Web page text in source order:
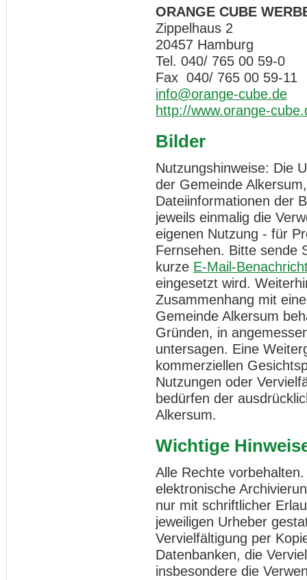
ORANGE CUBE
Zippelhaus 2
20457 Hamburg
Tel. 040/ 765 00 59-0
Fax 040/ 765 00 59-11
info@orange-cube.de
http://www.orange-
Bilder
Nutzungshinweise: Die
der Gemeinde
Dateiinformationen der
jeweils einmalig die
eigenen Nutzung - für
Fernsehen. Bitte sende
kurze E-Mail-
eingesetzt wird.
Zusammenhang mit
Gemeinde Alkersum
Gründen, in
untersagen. Eine
kommerziellen
Nutzungen oder
bedürfen der
Alkersum.
Wichtige
Alle Rechte
elektronische
nur mit schriftlicher
jeweiligen Urheber
Vervielfältigung per
Datenbanken, die
insbesondere die